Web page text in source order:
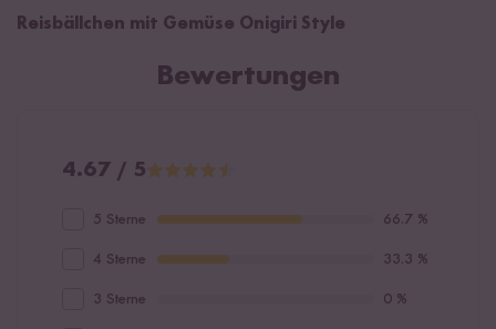
Reisbällchen mit Gemüse Onigiri Style
Bewertungen
4.67 / 5
5 Sterne 66.7 %
4 Sterne 33.3 %
3 Sterne 0 %